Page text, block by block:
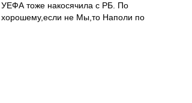
УЕФА тоже накосячила с РБ. По
хорошему,если не Мы,то Наполи по